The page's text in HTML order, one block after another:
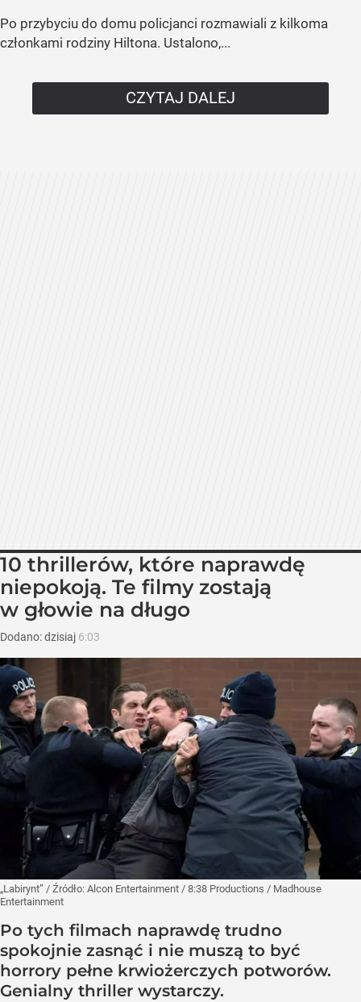
Po przybyciu do domu policjanci rozmawiali z kilkoma
członkami rodziny Hiltona. Ustalono,...
CZYTAJ DALEJ
10 thrillerów, które naprawdę
niepokoją. Te filmy zostają
w głowie na długo
Dodano:dzisiaj 6:03
„Labirynt” / Źródło: Alcon Entertainment / 8:38 Productions / Madhouse
Entertainment
Po tych filmach naprawdę trudno
spokojnie zasnąć i nie muszą to być
horrory pełne krwiożerczych potworów.
Genialny thriller wystarczy.